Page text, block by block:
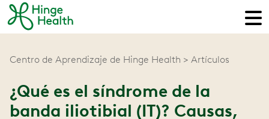
Centro de Aprendizaje de Hinge Health Artículos
¿Qué es el síndrome de la
banda iliotibial (IT)? Causas,